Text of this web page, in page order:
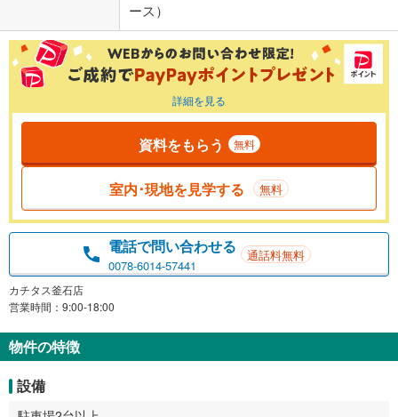
ース）
詳細を見る
資料をもらう 無料
室内･現地を見学する 無料
電話で問い合わせる
0078-6014-57441
通話料無料
カチタス釜石店
営業時間：9:00-18:00
物件の特徴
設備